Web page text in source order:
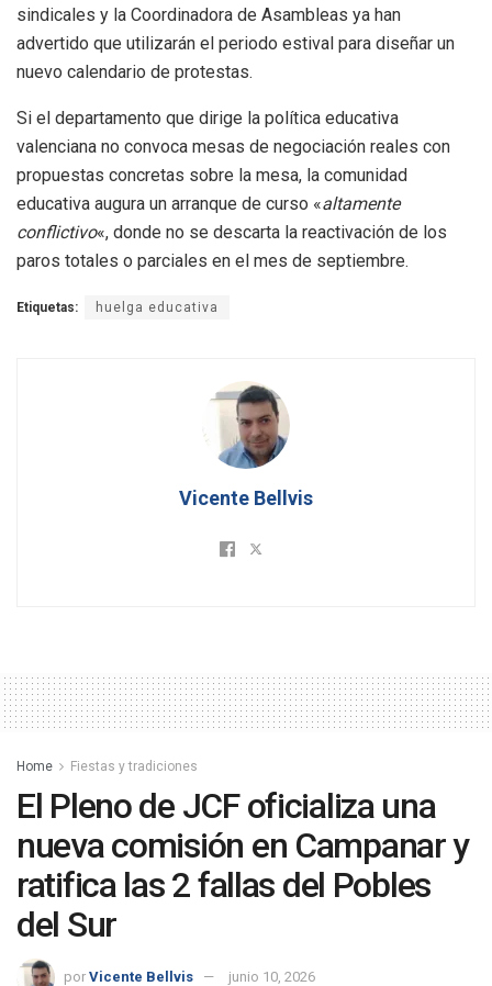
sindicales y la Coordinadora de Asambleas ya han
advertido que utilizarán el periodo estival para diseñar un
nuevo calendario de protestas.
Si el departamento que dirige la política educativa
valenciana no convoca mesas de negociación reales con
propuestas concretas sobre la mesa, la comunidad
educativa augura un arranque de curso «altamente
conflictivo«, donde no se descarta la reactivación de los
paros totales o parciales en el mes de septiembre.
Etiquetas: huelga educativa
Vicente Bellvis
Home Fiestas y tradiciones
El Pleno de JCF oficializa una
nueva comisión en Campanar y
ratifica las 2 fallas del Pobles
del Sur
por Vicente Bellvis junio 10, 2026